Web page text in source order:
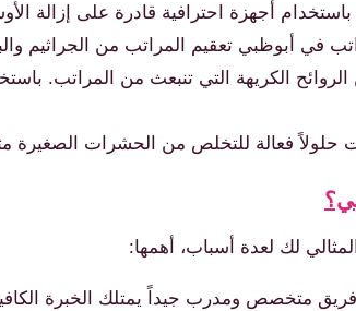
أجهزة احترافية قادرة على إزالة
أبوظبي تعقيم المراتب من الجراثيم
الكريهة التي تنبعث من المراتب.
حلولاً فعالة للتخلص من الحشرات
لك لعدة أسباب، أهمها:
متخصص ومدرب جيداً يمتلك الخبرة